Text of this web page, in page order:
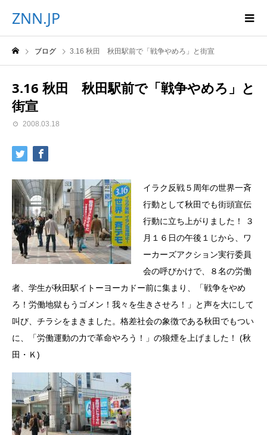
ZNN.JP
ブログ 3.16 秋田 秋田駅前で「戦争やめろ」と街宣
3.16 秋田 秋田駅前で「戦争やめろ」と
街宣
2008.03.18
イラク反戦５周年の世界一斉
行動として秋田でも街頭宣伝
行動に立ち上がりました！ ３
月１６日の午後１じから、ワ
ーカーズアクション実行委員
会の呼びかけで、８名の労働
者、学生が秋田駅イトーヨーカドー前に集まり、「戦争をやめ
ろ！労働地獄もうゴメン！我々を生きさせろ！」と声を大にして
叫び、チラシをまきました。格差社会の象徴である秋田でもつい
に、「労働運動の力で革命やろう！」の狼煙を上げました！ (秋
田・Ｋ)